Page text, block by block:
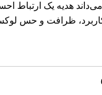
هدیه یک ارتباط
ظرافت و حس